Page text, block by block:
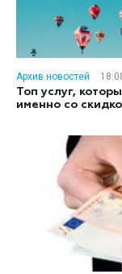
Архив новостей
Топ услуг,
именно со